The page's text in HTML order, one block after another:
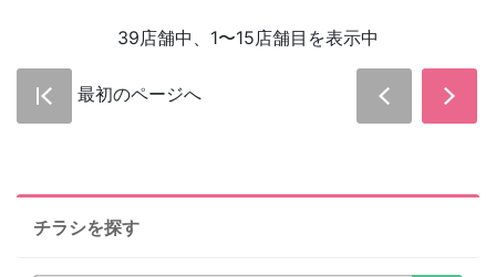
39店舗中、1〜15店舗目を表示中
最初のページへ
チラシを探す